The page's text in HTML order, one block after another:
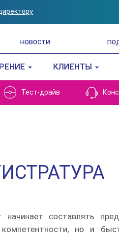
НОВОСТИ
КЛИЕНТЫ
Тест-драйв
составлять
но и